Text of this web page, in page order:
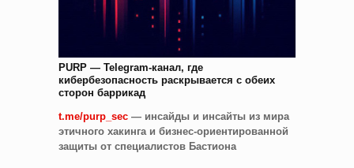
PURP — Telegram-канал, где
кибербезопасность раскрывается с обеих
сторон баррикад
t.me/purp_sec — инсайды и инсайты из мира
этичного хакинга и бизнес-ориентированной
защиты от специалистов Бастиона